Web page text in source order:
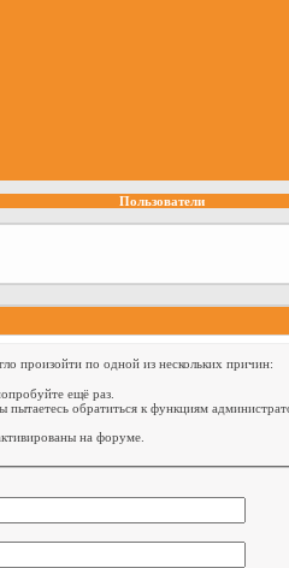
Пользователи
произойти по одной из нескольких причин:
ещё раз.
обратиться к функциям
на форуме.